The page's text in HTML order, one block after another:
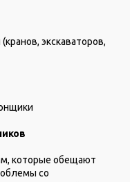
экскаваторов,
которые обещают
со